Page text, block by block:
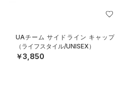
UAチーム サイドライン キャップ
（ライフスタイル/UNISEX）
￥3,850